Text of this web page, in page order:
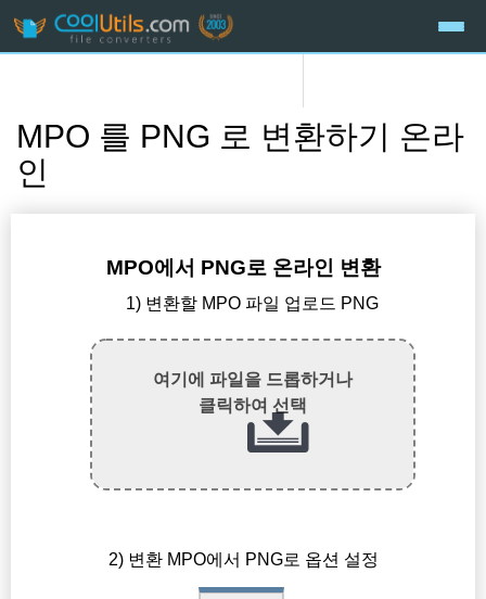
MPO 를 PNG 로 변환하기 온라
인
MPO에서 PNG로 온라인 변환
1) 변환할 MPO 파일 업로드 PNG
여기에 파일을 드롭하거나
클릭하여 선택
2) 변환 MPO에서 PNG로 옵션 설정